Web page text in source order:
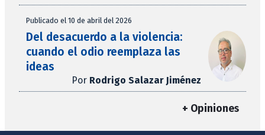
Publicado el 10 de abril del 2026
Del desacuerdo a la violencia:
cuando el odio reemplaza las
ideas
Por Rodrigo Salazar Jiménez
+ Opiniones